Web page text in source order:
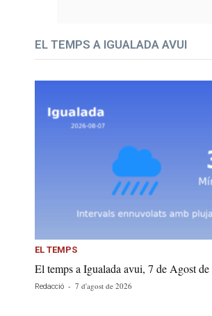
EL TEMPS A IGUALADA AVUI
EL TEMPS
El temps a Igualada avui, 7 de Agost
Redacció - 7 d'agost de 2026